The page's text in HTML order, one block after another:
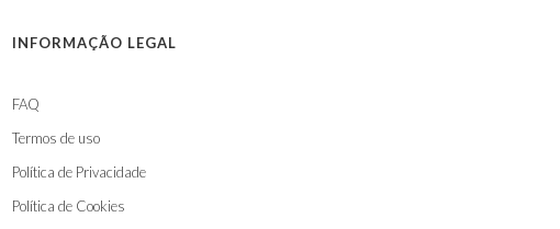
INFORMAÇÃO LEGAL
FAQ
Termos de uso
Política de Privacidade
Política de Cookies